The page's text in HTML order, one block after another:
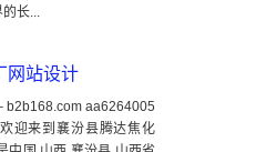
长...
网站设计
b2b168.com aa6264005
迎来到襄汾县腾达焦化